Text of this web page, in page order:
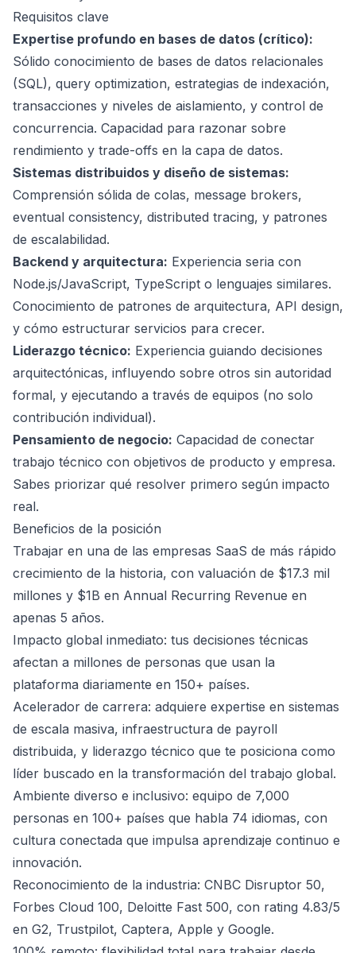
Requisitos clave
Expertise profundo en bases de datos (crítico):
Sólido conocimiento de bases de datos relacionales
(SQL), query optimization, estrategias de indexación,
transacciones y niveles de aislamiento, y control de
concurrencia. Capacidad para razonar sobre
rendimiento y trade-offs en la capa de datos.
Sistemas distribuidos y diseño de sistemas:
Comprensión sólida de colas, message brokers,
eventual consistency, distributed tracing, y patrones
de escalabilidad.
Backend y arquitectura: Experiencia seria con
Node.js/JavaScript, TypeScript o lenguajes similares.
Conocimiento de patrones de arquitectura, API design,
y cómo estructurar servicios para crecer.
Liderazgo técnico: Experiencia guiando decisiones
arquitectónicas, influyendo sobre otros sin autoridad
formal, y ejecutando a través de equipos (no solo
contribución individual).
Pensamiento de negocio: Capacidad de conectar
trabajo técnico con objetivos de producto y empresa.
Sabes priorizar qué resolver primero según impacto
real.
Beneficios de la posición
Trabajar en una de las empresas SaaS de más rápido
crecimiento de la historia, con valuación de $17.3 mil
millones y $1B en Annual Recurring Revenue en
apenas 5 años.
Impacto global inmediato: tus decisiones técnicas
afectan a millones de personas que usan la
plataforma diariamente en 150+ países.
Acelerador de carrera: adquiere expertise en sistemas
de escala masiva, infraestructura de payroll
distribuida, y liderazgo técnico que te posiciona como
líder buscado en la transformación del trabajo global.
Ambiente diverso e inclusivo: equipo de 7,000
personas en 100+ países que habla 74 idiomas, con
cultura conectada que impulsa aprendizaje continuo e
innovación.
Reconocimiento de la industria: CNBC Disruptor 50,
Forbes Cloud 100, Deloitte Fast 500, con rating 4.83/5
en G2, Trustpilot, Captera, Apple y Google.